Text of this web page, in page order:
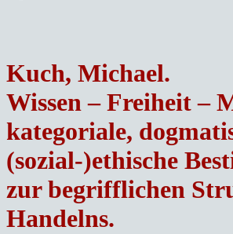
Kuch, Michael.
Wissen – Freiheit –
kategoriale,
(sozial-)ethische
zur begrifflichen
Handelns.